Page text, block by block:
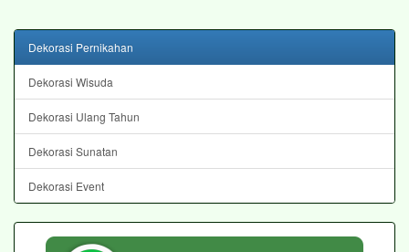
Dekorasi Pernikahan
Dekorasi Wisuda
Dekorasi Ulang Tahun
Dekorasi Sunatan
Dekorasi Event